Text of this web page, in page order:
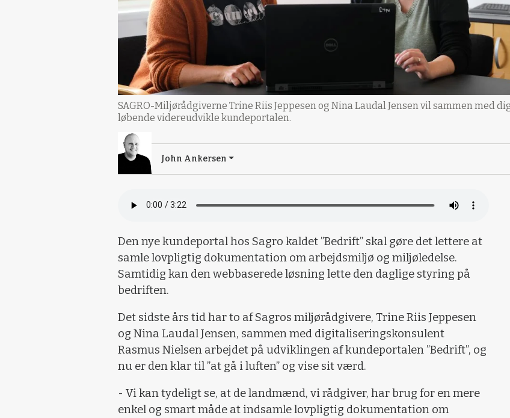
SAGRO-Miljørådgiverne Trine Riis Jeppesen og Nina Laudal Jensen vil sammen med
løbende videreudvikle kundeportalen.
John Ankersen
Den nye kundeportal hos Sagro kaldet ”Bedrift” skal gøre det lettere at
samle lovpligtig dokumentation om arbejdsmiljø og miljøledelse.
Samtidig kan den webbaserede løsning lette den daglige styring på
bedriften.
Det sidste års tid har to af Sagros miljørådgivere, Trine Riis Jeppesen
og Nina Laudal Jensen, sammen med digitaliseringskonsulent
Rasmus Nielsen arbejdet på udviklingen af kundeportalen ”Bedrift”, og
nu er den klar til ”at gå i luften” og vise sit værd.
- Vi kan tydeligt se, at de landmænd, vi rådgiver, har brug for en mere
enkel og smart måde at indsamle lovpligtig dokumentation om